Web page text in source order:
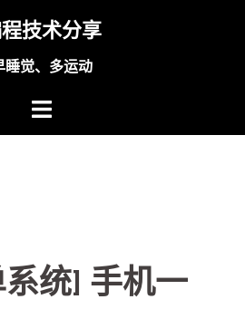
技术分享
睡觉、多运动
统] 手机一